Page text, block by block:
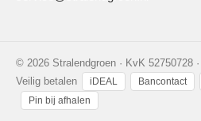
© 2026 Stralendgroen · KvK 52750728
Veilig betalen
iDEAL Bancontact
Pin bij afhalen